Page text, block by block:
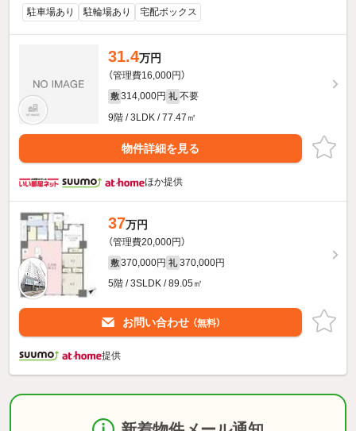
駐車場あり 駐輪場あり 宅配ボックス
31.4万円
（管理費16,000円）
敷 314,000円 礼 不要
9階 / 3LDK / 77.47㎡
物件詳細を見る
ほか提供
37万円
（管理費20,000円）
敷 370,000円 礼 370,000円
5階 / 3SLDK / 89.05㎡
お問い合わせ （無料）
提供